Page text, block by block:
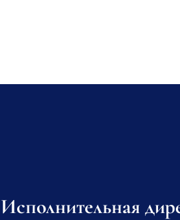
Исполнительная